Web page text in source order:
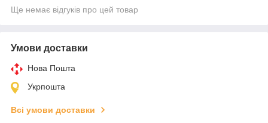
Ще немає відгуків про цей товар
Умови доставки
Нова Пошта
Укрпошта
Всі умови доставки